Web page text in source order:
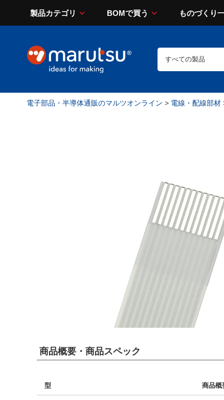
製品カテゴリ BOMで買う ものづくり
電子部品・半導体通販のマルツオンライン > 電線・配線部材
商品概要・商品スペック
型 商品概